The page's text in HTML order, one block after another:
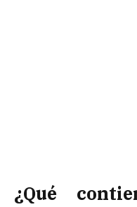
¿Qué